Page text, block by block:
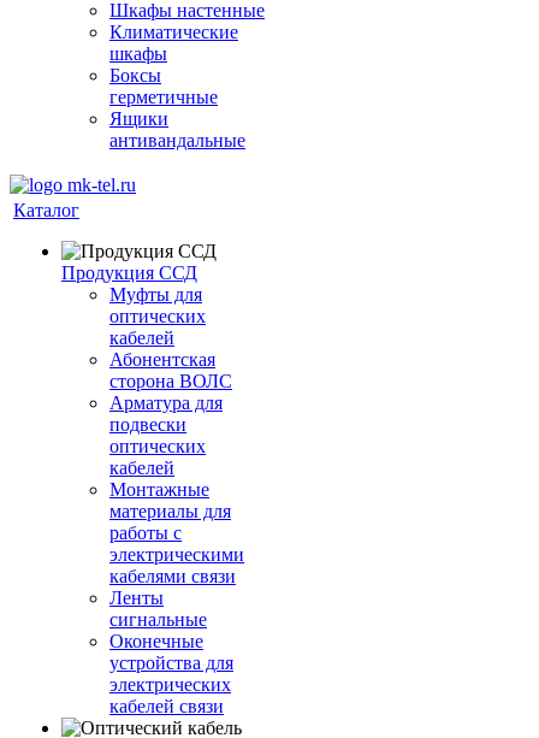
Шкафы настенные
Климатические
шкафы
Боксы
герметичные
Ящики
антивандальные
Каталог
Продукция ССД
Муфты для
оптических
кабелей
Абонентская
сторона ВОЛС
Арматура для
подвески
оптических
кабелей
Монтажные
материалы для
работы с
электрическими
кабелями связи
Ленты
сигнальные
Оконечные
устройства для
электрических
кабелей связи